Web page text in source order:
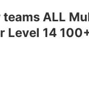
ALL
Level 14